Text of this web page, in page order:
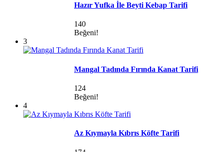
Hazır Yufka İle Beyti Kebap Tarifi
140
Beğeni!
3
Mangal Tadında Fırında Kanat Tarifi
124
Beğeni!
4
Az Kıymayla Kıbrıs Köfte Tarifi